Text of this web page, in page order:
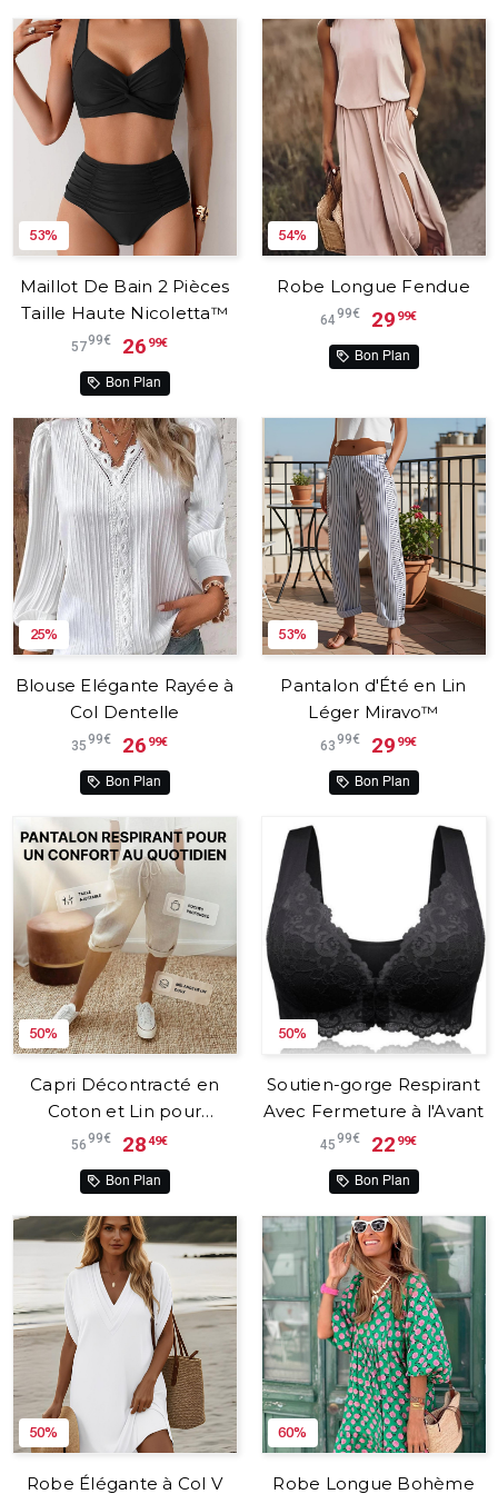
53%
Maillot De Bain 2 Pièces
Taille Haute Nicoletta™
5799€ 26 99€
Bon Plan
54%
Robe Longue Fendue
6499€ 29 99€
Bon Plan
25%
Blouse Elégante Rayée à
Col Dentelle
3599€ 26 99€
Bon Plan
53%
Pantalon d'Été en Lin
Léger Miravo™
6399€ 29 99€
Bon Plan
50%
Capri Décontracté en
Coton et Lin pour
Femme – Lynéa™
5699€ 2849€
Bon Plan
50%
Soutien-gorge Respirant
Avec Fermeture à l'Avant
4599€ 22 99€
Bon Plan
50%
Robe Élégante à Col V
60%
Robe Longue Bohème